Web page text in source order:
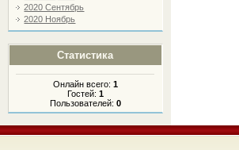
2020 Сентябрь
2020 Ноябрь
Статистика
Онлайн всего: 1
Гостей: 1
Пользователей: 0